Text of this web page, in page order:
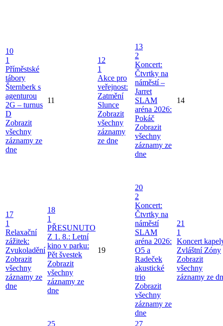
10
1
Příměstské
tábory
Šternberk s
agenturou
2G – turnus
D
Zobrazit
všechny
záznamy ze
dne
11
12
1
Akce pro
veřejnost:
Zatmění
Slunce
Zobrazit
všechny
záznamy
ze dne
13
2
Koncert:
Čtvrtky na
náměstí –
Jarret
SLAM
aréna 2026:
Pokáč
Zobrazit
všechny
záznamy ze
dne
14
17
1
Relaxační
zážitek:
Zvukoladění
Zobrazit
všechny
záznamy ze
dne
18
1
PŘESUNUTO
Z 1. 8.: Letní
kino v parku:
Pět švestek
Zobrazit
všechny
záznamy ze
dne
19
20
2
Koncert:
Čtvrtky na
náměstí
SLAM
aréna 2026:
O5 a
Radeček
akustické
trio
Zobrazit
všechny
záznamy ze
dne
21
1
Koncert
Zvláštní Zóny
Zobrazit
všechny
záznamy ze
25
27